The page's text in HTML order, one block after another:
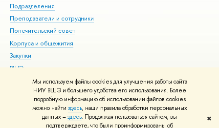
Мы используем файлы cookies для улучшения работы сайта
НИУ ВШЭ и большего удобства его использования. Более
подробную информацию об использовании файлов cookies
можно найти здесь, наши правила обработки персональных
данных –здесь. Продолжая пользоваться сайтом, вы
подтверждаете, что были проинформированы об
✖
Подразделения
Преподаватели и сотрудники
Попечительский совет
Корпуса и общежития
Закупки
ВШЭ для студентов с ограниченными возможностями
здоровья и инвалидностью
Версия для слабовидящих
Единая платежная страница